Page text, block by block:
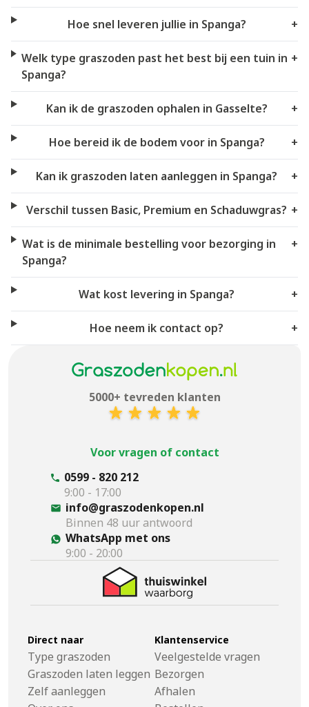
Hoe snel leveren jullie in Spanga? +
Welk type graszoden past het best bij een tuin in
Spanga?
+
Kan ik de graszoden ophalen in Gasselte? +
Hoe bereid ik de bodem voor in Spanga? +
Kan ik graszoden laten aanleggen in Spanga? +
Verschil tussen Basic, Premium en Schaduwgras? +
Wat is de minimale bestelling voor bezorging in
Spanga?
+
Wat kost levering in Spanga? +
Hoe neem ik contact op? +
5000+ tevreden klanten
Voor vragen of contact
0599 - 820 212
9:00 - 17:00
info@graszodenkopen.nl
Binnen 48 uur antwoord
WhatsApp met ons
9:00 - 20:00
Direct naar
Type graszoden
Graszoden laten leggen
Zelf aanleggen
Klantenservice
Veelgestelde vragen
Bezorgen
Afhalen